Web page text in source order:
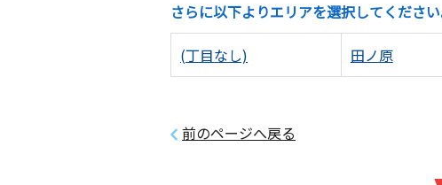
さらに以下よりエリアを選択してください
(丁目なし) 田ノ原
前のページへ戻る